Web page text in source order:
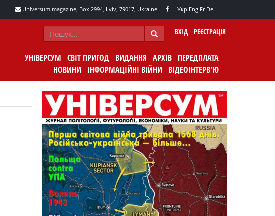
Universum magazine, Box 2994, Lviv, 79017, Ukraine Укр Eng Fr De
ВХІД РЕЄСТРАЦІЯ
УНІВЕРСУМ СВІТ ПРИГОД ВИДАННЯ АРХІВ ПЕРЕДПЛАТА
НОВИНИ
ІНФОРМАЦІЙНІ ВІЙНИ ВІДЕОІНТЕРВ'Ю